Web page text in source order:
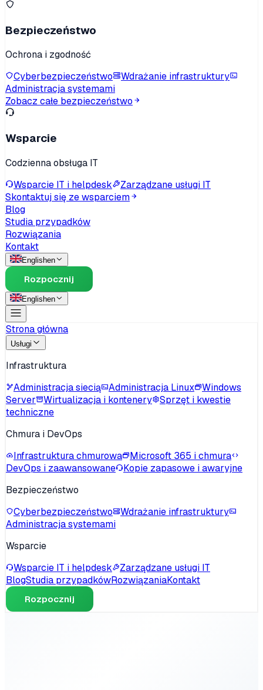
Bezpieczeństwo
Ochrona i zgodność
Cyberbezpieczeństwo
Wdrażanie infrastruktury
Administracja systemami
Zobacz całe bezpieczeństwo
Wsparcie
Codzienna obsługa IT
Wsparcie IT i helpdesk
Zarządzane usługi IT
Skontaktuj się ze wsparciem
Blog
Studia przypadków
Rozwiązania
Kontakt
Englishen
Rozpocznij
Englishen
Strona główna
Usługi
Infrastruktura
Administracja siecią
Administracja Linux
Windows
Server
Wirtualizacja i kontenery
Sprzęt i kwestie
techniczne
Chmura i DevOps
Infrastruktura chmurowa
Microsoft 365 i chmura
DevOps i zaawansowane
Kopie zapasowe i awaryjne
Bezpieczeństwo
Cyberbezpieczeństwo
Wdrażanie infrastruktury
Administracja systemami
Wsparcie
Wsparcie IT i helpdesk
Zarządzane usługi IT
BlogStudia przypadkówRozwiązaniaKontakt
Rozpocznij